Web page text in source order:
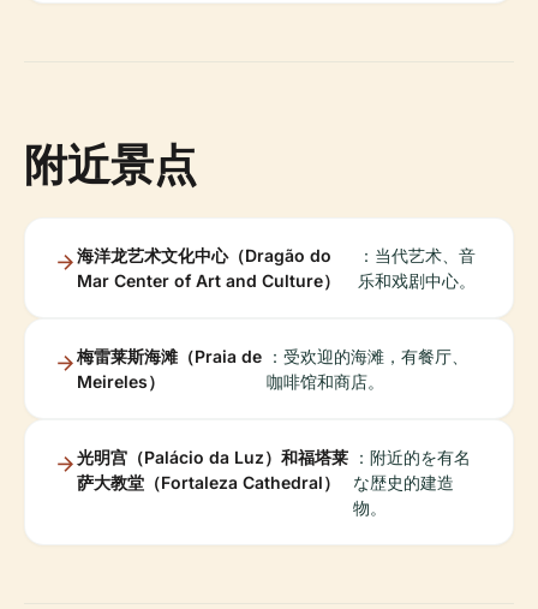
附近景点
海洋龙艺术文化中心（Dragão do
Mar Center of Art and Culture）
：当代艺术、音
乐和戏剧中心。
梅雷莱斯海滩（Praia de
Meireles）
：受欢迎的海滩，有餐厅、
咖啡馆和商店。
光明宫（Palácio da Luz）和福塔莱
萨大教堂（Fortaleza Cathedral）
：附近的を有名
な歴史的建造
物。